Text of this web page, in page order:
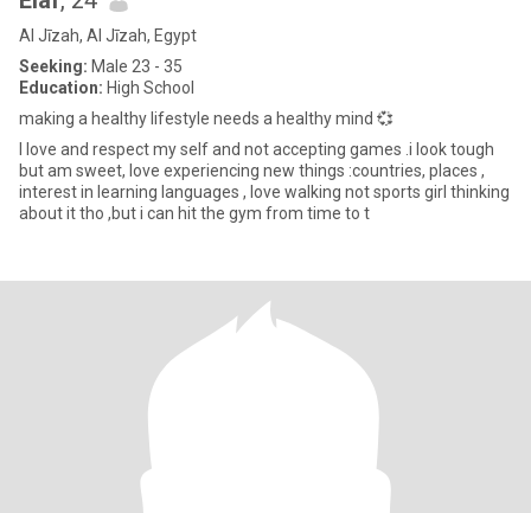
Al Jīzah, Al Jīzah, Egypt
Seeking: Male 23 - 35
Education: High School
making a healthy lifestyle needs a healthy mind 💞
I love and respect my self and not accepting games .i look tough
but am sweet, love experiencing new things :countries, places ,
interest in learning languages , love walking not sports girl thinking
about it tho ,but i can hit the gym from time to t